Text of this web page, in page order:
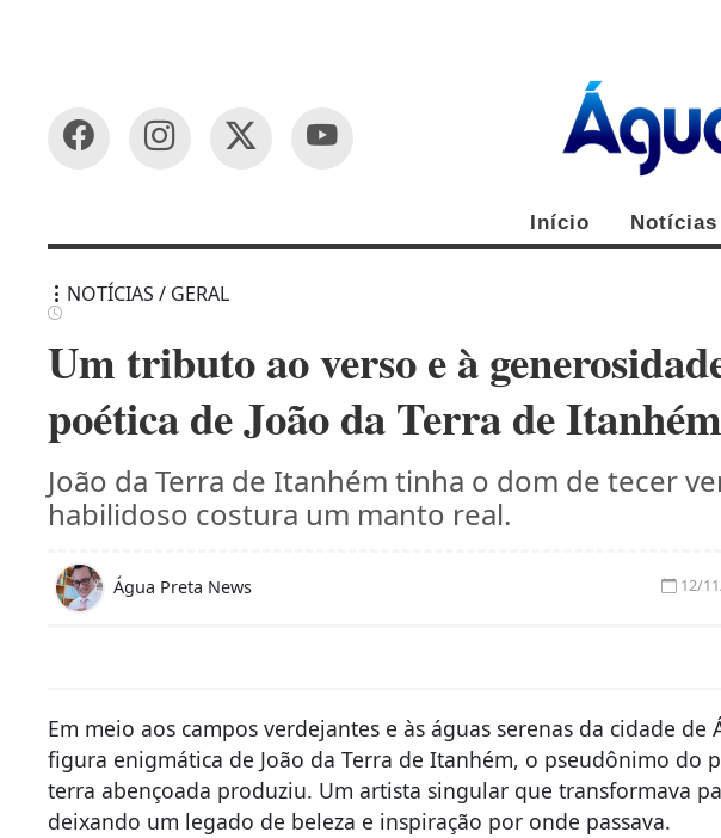
Início Notícias
NOTÍCIAS / GERAL
Um tributo ao verso e à
poética de João da Terra de Itanhém
João da Terra de Itanhém tinha o dom de tecer
habilidoso costura um manto real.
Água Preta News 12/
Em meio aos campos verdejantes e às águas serenas da cidade de
figura enigmática de João da Terra de Itanhém, o pseudônimo do
terra abençoada produziu. Um artista singular que transformava
deixando um legado de beleza e inspiração por onde passava.